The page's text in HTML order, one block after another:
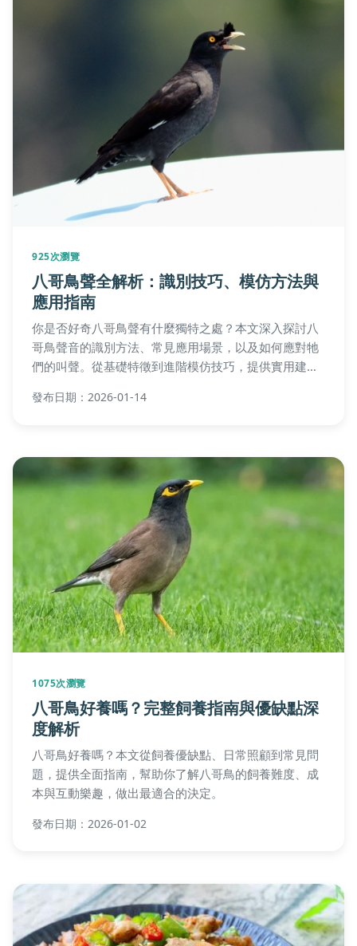
925次瀏覽
八哥鳥聲全解析：識別技巧、模仿方法與
應用指南
你是否好奇八哥鳥聲有什麼獨特之處？本文深入探討八
哥鳥聲音的識別方法、常見應用場景，以及如何應對牠
們的叫聲。從基礎特徵到進階模仿技巧，提供實用建
發布日期：2026-01-14
1075次瀏覽
八哥鳥好養嗎？完整飼養指南與優缺點深
度解析
八哥鳥好養嗎？本文從飼養優缺點、日常照顧到常見問
題，提供全面指南，幫助你了解八哥鳥的飼養難度、成
本與互動樂趣，做出最適合的決定。
發布日期：2026-01-02